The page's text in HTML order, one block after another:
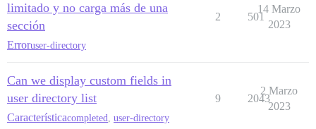
limitado y no carga más de una
sección
Erroruser-directory
2 501
14 Marzo
2023
Can we display custom fields in
user directory list
Característicacompleted user-directory
9 2043
2 Marzo
2023